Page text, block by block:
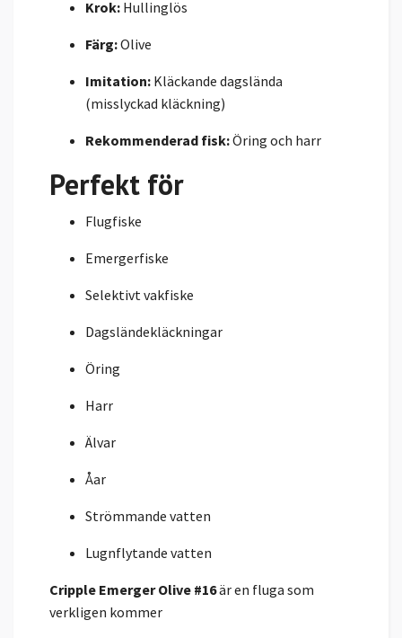
Krok: Hullinglös
Färg:Olive
Imitation: Kläckande dagslända
(misslyckad kläckning)
Rekommenderad fisk:Öring och harr
Perfekt för
Flugfiske
Emergerfiske
Selektivt vakfiske
Dagsländekläckningar
Öring
Harr
Älvar
Åar
Strömmande vatten
Lugnflytande vatten
Cripple Emerger Olive #16är en fluga som
verkligen kommer